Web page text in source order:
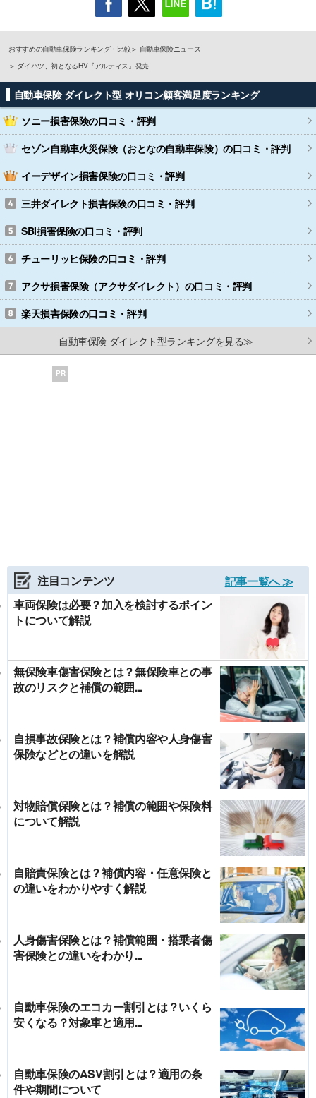
おすすめの自動車保険ランキング・比較
自動車保険ニュース
ダイハツ、初となるHV『アルティス』発売
自動車保険 ダイレクト型 オリコン顧客満足度ランキング
ソニー損害保険の口コミ・評判
セゾン自動車火災保険（おとなの自動車保険）の口コミ・評判
イーデザイン損害保険の口コミ・評判
三井ダイレクト損害保険の口コミ・評判
SBI損害保険の口コミ・評判
チューリッヒ保険の口コミ・評判
アクサ損害保険（アクサダイレクト） の口コミ・評判
楽天損害保険の口コミ・評判
自動車保険 ダイレクト型ランキングを見る≫
PR
注目コンテンツ
記事一覧へ ≫
車両保険は必要？加入を検討するポイン
トについて解説
無保険車傷害保険とは？無保険車との事
故のリスクと補償の範囲...
自損事故保険とは？補償内容や人身傷害
保険などとの違いを解説
対物賠償保険とは？補償の範囲や保険料
について解説
自賠責保険とは？補償内容・任意保険と
の違いをわかりやすく解説
人身傷害保険とは？補償範囲・搭乗者傷
害保険との違いをわかり...
自動車保険のエコカー割引とは？いくら
安くなる？対象車と適用...
自動車保険のASV割引とは？適用の条
件や期間について